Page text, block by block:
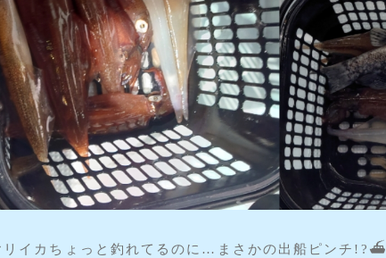
リイカちょっと釣れてるのに…まさかの出船ピンチ!?⛴️